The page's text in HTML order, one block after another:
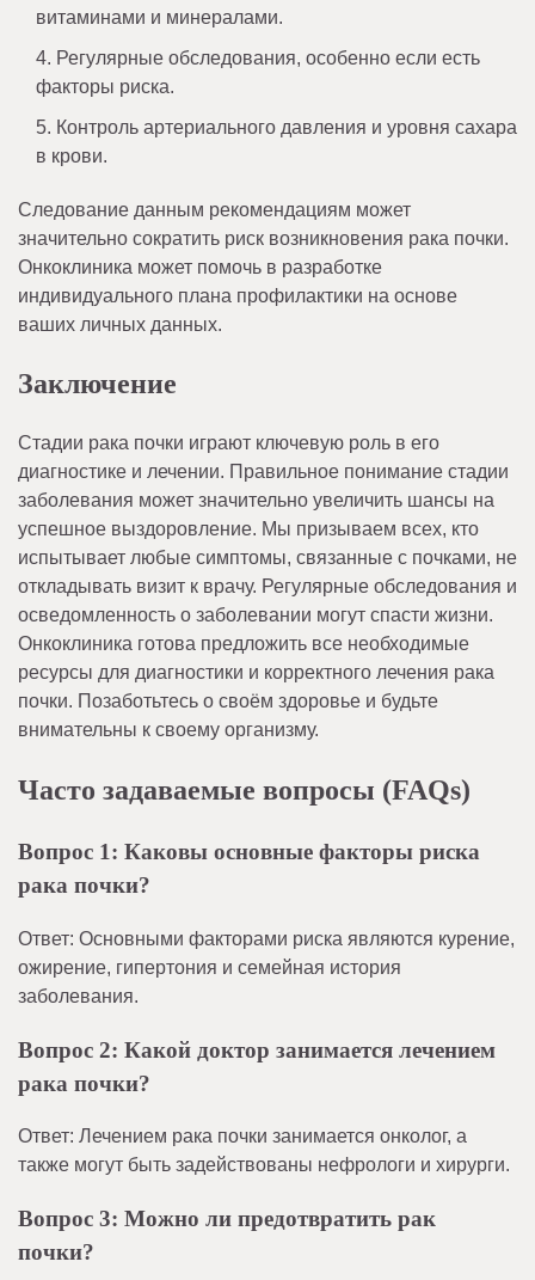
витаминами и минералами.
Регулярные обследования, особенно если есть
факторы риска.
Контроль артериального давления и уровня сахара
в крови.
Следование данным рекомендациям может
значительно сократить риск возникновения рака почки.
Онкоклиника может помочь в разработке
индивидуального плана профилактики на основе
ваших личных данных.
Заключение
Стадии рака почки играют ключевую роль в его
диагностике и лечении. Правильное понимание стадии
заболевания может значительно увеличить шансы на
успешное выздоровление. Мы призываем всех, кто
испытывает любые симптомы, связанные с почками, не
откладывать визит к врачу. Регулярные обследования и
осведомленность о заболевании могут спасти жизни.
Онкоклиника готова предложить все необходимые
ресурсы для диагностики и корректного лечения рака
почки. Позаботьтесь о своём здоровье и будьте
внимательны к своему организму.
Часто задаваемые вопросы (FAQs)
Вопрос 1: Каковы основные факторы риска
рака почки?
Ответ: Основными факторами риска являются курение,
ожирение, гипертония и семейная история
заболевания.
Вопрос 2: Какой доктор занимается лечением
рака почки?
Ответ: Лечением рака почки занимается онколог, а
также могут быть задействованы нефрологи и хирурги.
Вопрос 3: Можно ли предотвратить рак
почки?